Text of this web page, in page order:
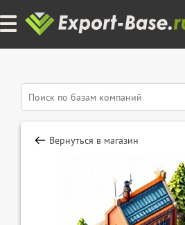
Вернуться в магазин